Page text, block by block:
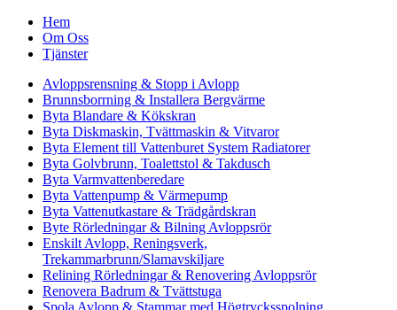
Hem
Om Oss
Tjänster
Avloppsrensning & Stopp i Avlopp
Brunnsborrning & Installera Bergvärme
Byta Blandare & Kökskran
Byta Diskmaskin, Tvättmaskin & Vitvaror
Byta Element till Vattenburet System Radiatorer
Byta Golvbrunn, Toalettstol & Takdusch
Byta Varmvattenberedare
Byta Vattenpump & Värmepump
Byta Vattenutkastare & Trädgårdskran
Byte Rörledningar & Bilning Avloppsrör
Enskilt Avlopp, Reningsverk,
Trekammarbrunn/Slamavskiljare
Relining Rörledningar & Renovering Avloppsrör
Renovera Badrum & Tvättstuga
Spola Avlopp & Stammar med Högtrycksspolning